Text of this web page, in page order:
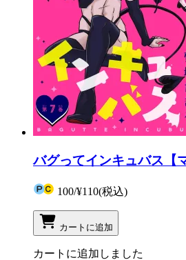
バグってインキュバス【
100/¥110(税込)
カートに追加
カートに追加しました